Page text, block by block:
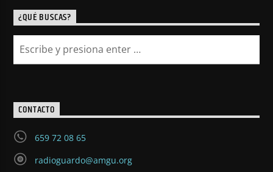
¿QUÉ BUSCAS?
CONTACTO
659 72 08 65
radioguardo@amgu.org